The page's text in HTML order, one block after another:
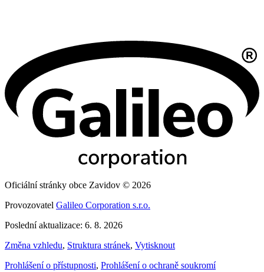
Oficiální stránky obce Zavidov © 2026
Provozovatel Galileo Corporation s.r.o.
Poslední aktualizace: 6. 8. 2026
Změna vzhledu, Struktura stránek, Vytisknout
Prohlášení o přístupnosti, Prohlášení o ochraně soukromí